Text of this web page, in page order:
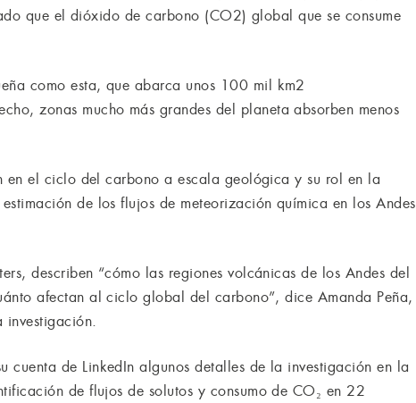
que el dióxido de carbono (CO2) global que se consume
como esta, que abarca unos 100 mil km2
zonas mucho más grandes del planeta absorben menos
el ciclo del carbono a escala geológica y su rol en la
de los flujos de meteorización química en los Andes
describen “cómo las regiones volcánicas de los Andes del
afectan al ciclo global del carbono”, dice Amanda Peña,
cuenta de LinkedIn algunos detalles de la investigación en la
de flujos de solutos y consumo de CO₂ en 22